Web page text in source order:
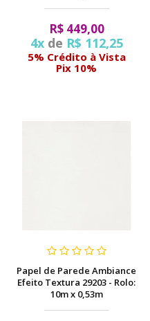
R$ 449,00
4xde R$ 112,25
5% Crédito à Vista
Pix 10%
Papel de Parede Ambiance
Efeito Textura 29203 - Rolo:
10m x 0,53m